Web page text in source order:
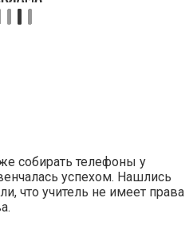
собирать телефоны у
успехом. Нашлись
что учитель не имеет права